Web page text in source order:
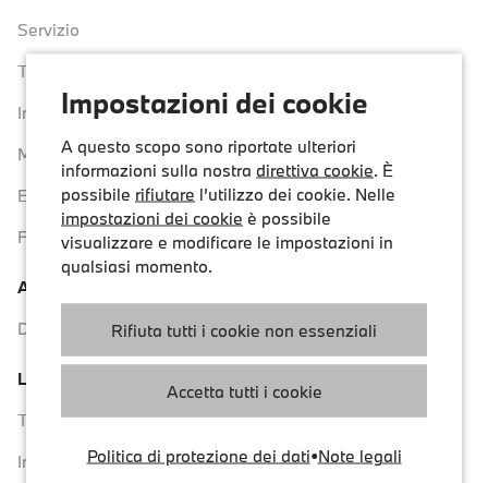
Servizio
Tariffe
In evidenza
Mappa
Energia ecologica
Flotta
Assistenza
Domande frequenti e assistenza
Legale
Termini e condizioni
Informativa sulla privacy
Impostazioni dei cookie
A questo scopo sono riportate ulteriori
informazioni sulla nostra direttiva cookie. È
possibile rifiutare l’utilizzo dei cookie. Nelle
impostazioni dei cookie è possibile
visualizzare e modificare le impostazioni in
qualsiasi momento.
Rifiuta tutti i cookie non essenziali
Accetta tutti i cookie
Politica di protezione dei dati•Note legali